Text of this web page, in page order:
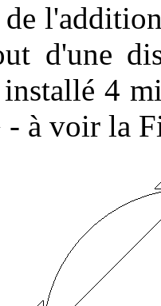
d'une
4
- à voir la